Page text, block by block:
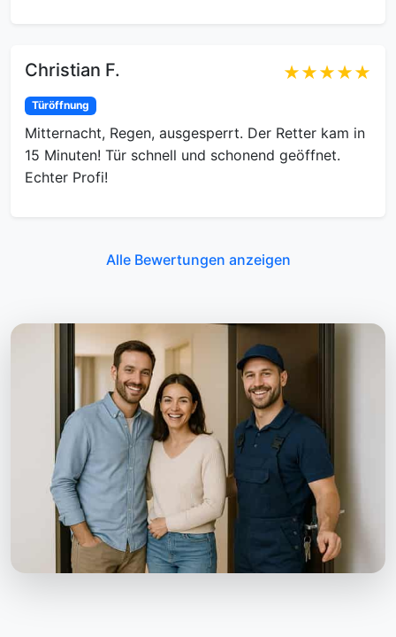
Christian F. ★★★★★
Türöffnung
Mitternacht, Regen, ausgesperrt. Der Retter kam in
15 Minuten! Tür schnell und schonend geöffnet.
Echter Profi!
Alle Bewertungen anzeigen